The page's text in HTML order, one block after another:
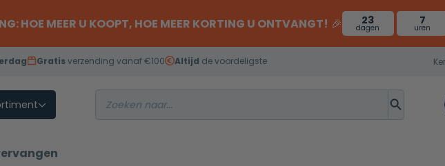
HOE MEER U KOOPT, HOE MEER KORTING U ONTVANGT! 🎉 23
dagen
7
uren
Gratisverzending vanaf €100 Altijd de voordeligste